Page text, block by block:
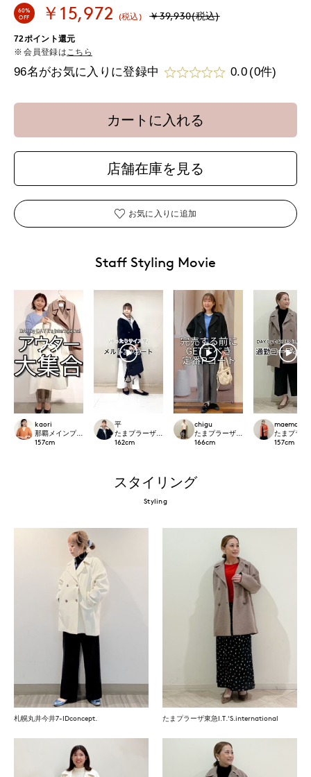
60%
OFF
￥15,972 (税込) ￥39,930(税込)
72ポイント還元
会員登録は こちら
96名がお気に入りに登録中 0.0 (0件)
カートに入れる
店舗在庫を見る
お気に入りに追加
Staff Styling Movie
kaori
那覇メインプレイスI.T.'S.international
157cm
平
たまプラーザ東急I.T.'S.international
162cm
chigu
たまプラーザ東急I.T.'S.international
166cm
maemae
たまプラ
157cm
スタイリング
Styling
札幌丸井今井7-IDconcept. たまプラーザ東急I.T.'S.international